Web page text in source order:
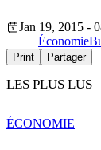
Jan 19, 2015 -
Économie
Print Partager
LES PLUS LUS
ÉCONOMIE